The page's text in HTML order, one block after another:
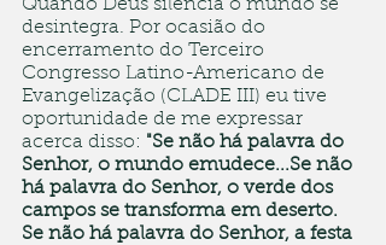
Quando Deus silencia o mundo se
desintegra. Por ocasião do
encerramento do Terceiro
Congresso Latino-Americano de
Evangelização (CLADE III) eu tive
oportunidade de me expressar
acerca disso: "Se não há palavra do
Senhor, o mundo emudece...Se não
há palavra do Senhor, o verde dos
campos se transforma em deserto.
Se não há palavra do Senhor, a festa